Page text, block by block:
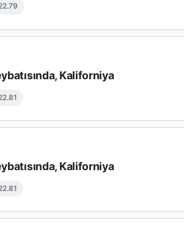
Kaliforniya
Kaliforniya